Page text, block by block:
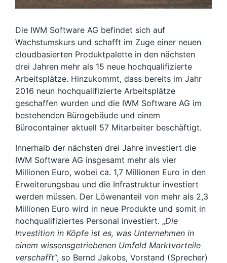
Die IWM Software AG befindet sich auf
Wachstumskurs und schafft im Zuge einer neuen
cloudbasierten Produktpalette in den nächsten
drei Jahren mehr als 15 neue hochqualifizierte
Arbeitsplätze. Hinzukommt, dass bereits im Jahr
2016 neun hochqualifizierte Arbeitsplätze
geschaffen wurden und die IWM Software AG im
bestehenden Bürogebäude und einem
Bürocontainer aktuell 57 Mitarbeiter beschäftigt.
Innerhalb der nächsten drei Jahre investiert die
IWM Software AG insgesamt mehr als vier
Millionen Euro, wobei ca. 1,7 Millionen Euro in den
Erweiterungsbau und die Infrastruktur investiert
werden müssen. Der Löwenanteil von mehr als 2,3
Millionen Euro wird in neue Produkte und somit in
hochqualifiziertes Personal investiert. „Die
Investition in Köpfe ist es, was Unternehmen in
einem wissensgetriebenen Umfeld Marktvorteile
verschafft“, so Bernd Jakobs, Vorstand (Sprecher)